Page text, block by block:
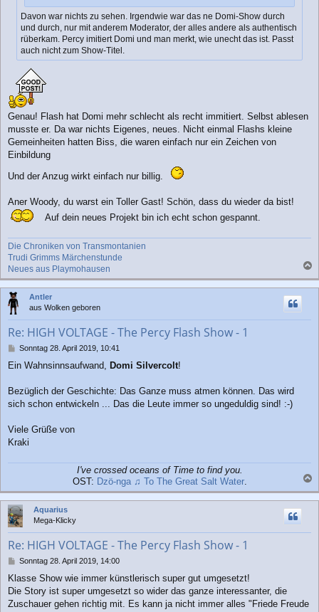
Davon war nichts zu sehen. Irgendwie war das ne Domi-Show durch
und durch, nur mit anderem Moderator, der alles andere als authentisch
rüberkam. Percy imitiert Domi und man merkt, wie unecht das ist. Passt
auch nicht zum Show-Titel.
Genau! Flash hat Domi mehr schlecht als recht immitiert. Selbst ablesen
musste er. Da war nichts Eigenes, neues. Nicht einmal Flashs kleine
Gemeinheiten hatten Biss, die waren einfach nur ein Zeichen von
Einbildung
Und der Anzug wirkt einfach nur billig.
Aner Woody, du warst ein Toller Gast! Schön, dass du wieder da bist!
Auf dein neues Projekt bin ich echt schon gespannt.
Die Chroniken von Transmontanien
Trudi Grimms Märchenstunde
Neues aus Playmohausen
a
c
Antler
aus Wolken geboren
Re: HIGH VOLTAGE - The Percy Flash Show - 1
B
i
r
a
Sonntag 28. April 2019, 10:41
Ein Wahnsinnsaufwand, Domi Silvercolt!
Bezüglich der Geschichte: Das Ganze muss atmen können. Das wird
sich schon entwickeln ... Das die Leute immer so ungeduldig sind! :-)
Viele Grüße von
Kraki
I've crossed oceans of Time to find you.
OST: Dzö-nga ♫ To The Great Salt Water.
a
c
Aquarius
Mega-Klicky
Re: HIGH VOLTAGE - The Percy Flash Show - 1
B
i
t
r
Sonntag 28. April 2019, 14:00
Klasse Show wie immer künstlerisch super gut umgesetzt!
Die Story ist super umgesetzt so wider das ganze interessanter, die
Zuschauer gehen richtig mit. Es kann ja nicht immer alles "Friede Freude